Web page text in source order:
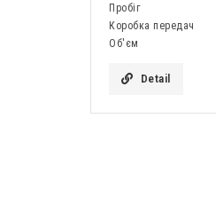
Пробіг
Коробка передач
Об'єм
Detail